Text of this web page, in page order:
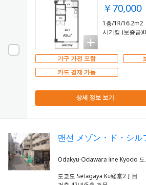
￥70,000
1층/1R/16.2m2
시키킹 (보증금
가구 가전 포함
카드 결제 가능
상세 정보 보기
맨션 メゾン・ド・シル
도쿄도 Setagaya Ku経堂2丁目